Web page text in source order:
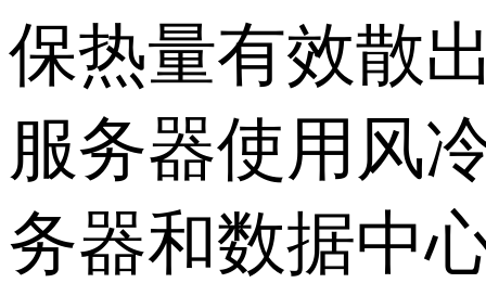
保热量有效散
服务器使用风
务器和数据中